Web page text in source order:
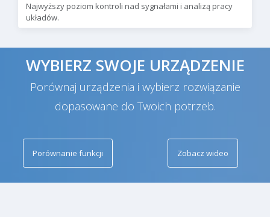
Najwyższy poziom kontroli nad sygnałami i analizą pracy
układów.
WYBIERZ SWOJE URZĄDZENIE
Porównaj urządzenia i wybierz rozwiązanie
dopasowane do Twoich potrzeb.
Porównanie funkcji Zobacz wideo